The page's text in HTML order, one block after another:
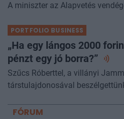
A miniszter az Alapvetés
PORTFOLIO BUSINESS
„Ha egy lángos 2000
pénzt egy jó borra?”
Szűcs Róberttel, a villányi
társtulajdonosával
FÓRUM